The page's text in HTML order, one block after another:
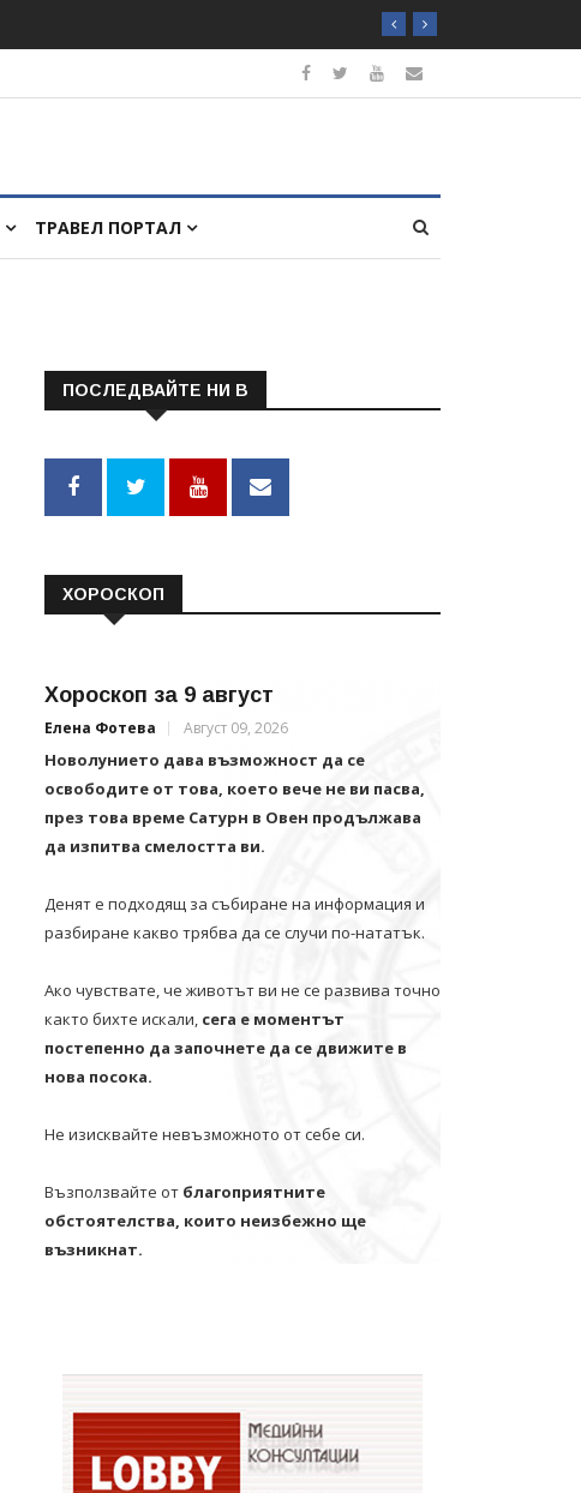
ТРАВЕЛ ПОРТАЛ
ПОСЛЕДВАЙТЕ НИ В
ХОРОСКОП
Хороскоп за 9 август
Елена Фотева Август 09, 2026
Новолунието дава възможност да се
освободите от това, което вече не ви пасва,
през това време Сатурн в Овен продължава
да изпитва смелостта ви.
Денят е подходящ за събиране на информация и
разбиране какво трябва да се случи по-нататък.
Ако чувствате, че животът ви не се развива точно
както бихте искали, сега е моментът
постепенно да започнете да се движите в
нова посока.
Не изисквайте невъзможното от себе си.
Възползвайте от благоприятните
обстоятелства, които неизбежно ще
възникнат.